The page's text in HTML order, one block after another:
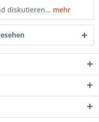
diskutieren... mehr